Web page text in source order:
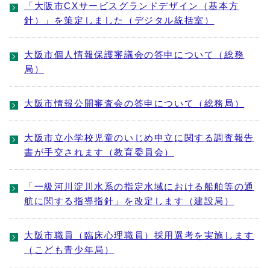
「大阪市CXサービスグランドデザイン（基本方
針）」を策定しました（デジタル統括室）
大阪市個人情報保護審議会の答申について（総務
局）
大阪市情報公開審査会の答申について（総務局）
大阪市立小学校児童のいじめ申立に関する調査報告
書が手交されます（教育委員会）
「一級河川淀川水系の指定水域における船舶等の通
航に関する指導指針」を改定します（建設局）
大阪市職員（臨床心理職員）採用選考を実施します
（こども青少年局）